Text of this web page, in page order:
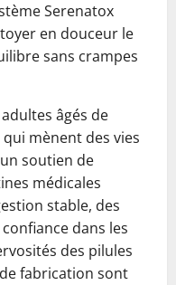
Serenatox
en douceur le
sans crampes
âgés de
mènent des vies
soutien de
médicales
stable, des
dans les
des pilules
fabrication sont